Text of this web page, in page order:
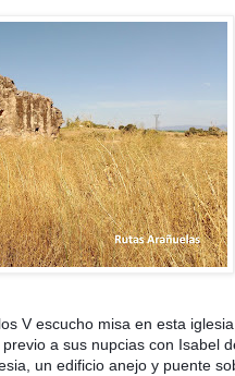
V escucho misa en esta
a sus nupcias con Isabel
un edificio anejo y puente